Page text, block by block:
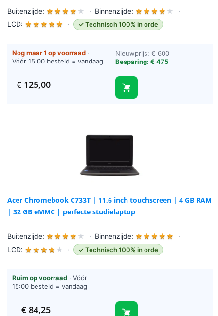
Buitenzijde: ★ ★ ★ ★ ★ · Binnenzijde: ★ ★ ★ ★ ★
·
LCD: ★ ★ ★ ★ ★ · ✓ Technisch 100% in orde
Nog maar 1 op voorraad ·
Vóór 15:00 besteld = vandaag
Nieuwprijs:€ 600
Besparing: € 475
€125,00
Acer Chromebook C733T | 11,6 inch touchscreen | 4 GB RAM
| 32 GB eMMC | perfecte studielaptop
Buitenzijde: ★ ★ ★ ★ ★ · Binnenzijde: ★ ★ ★ ★ ★
·
LCD: ★ ★ ★ ★ ★ · ✓ Technisch 100% in orde
Ruim op voorraad · Vóór
15:00 besteld = vandaag
€84,25